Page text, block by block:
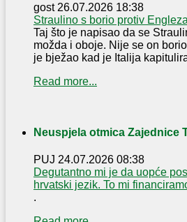
gost 26.07.2026 18:38
Straulino s borio protiv Engleza
Taj što je napisao da se
možda i oboje. Nije se on
je bježao kad je Italija
Read more...
Neuspjela otmica Zajednice
PUJ 24.07.2026 08:38
Degutantno mi je da uopće
hrvatski jezik. To mi
.